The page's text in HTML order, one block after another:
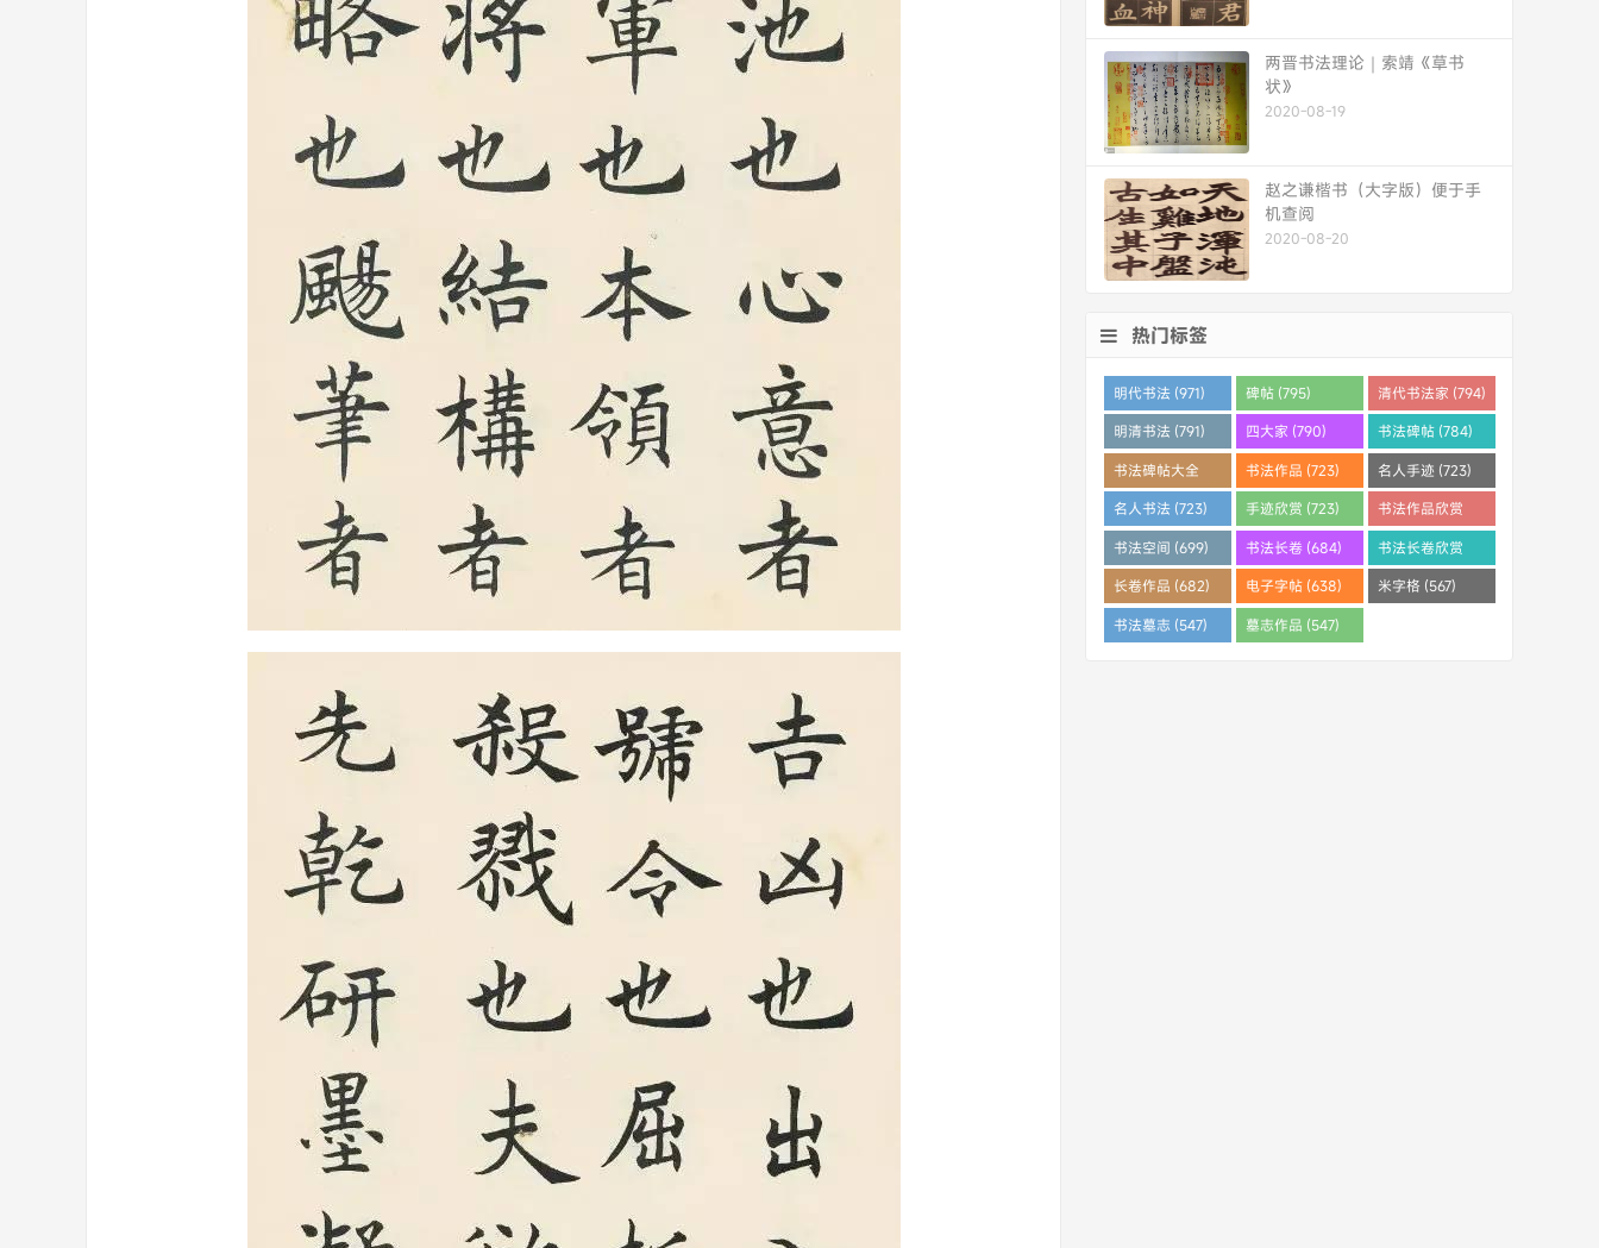
两晋书法理论｜索靖《草书
状》
2020-08-19
赵之谦楷书（大字版）便于手
机查阅
2020-08-20
热门标签
明代书法 (971) 碑帖 (795) 清代书法家 (794)
明清书法 (791) 四大家 (790) 书法碑帖 (784)
书法碑帖大全
(784)
书法作品 (723) 名人手迹 (723)
名人书法 (723) 手迹欣赏 (723)
书法作品欣赏
(710)
书法空间 (699) 书法长卷 (684)
书法长卷欣赏
(682)
长卷作品 (682) 电子字帖 (638) 米字格 (567)
书法墓志 (547) 墓志作品 (547)